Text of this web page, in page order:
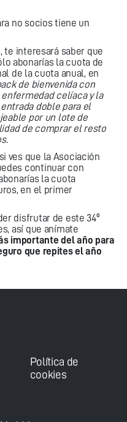
no socios tiene un
te interesará saber que
abonarías la cuota de
de la cuota anual, en
de bienvenida con
celíaca y la
doble para el
por un lote de
de comprar el resto
.
ves que la Asociación
continuar con
la cuota
en el primer
disfrutar de este 34º
así que anímate
importante del año para
que repites el año
Política de
cookies